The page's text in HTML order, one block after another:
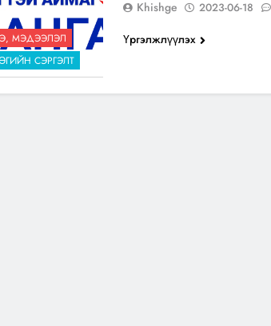
МЭДЭЭЛЭЛ
СЭРГЭЛТ
Khishge 2023-06-18
Үргэлжлүүлэх